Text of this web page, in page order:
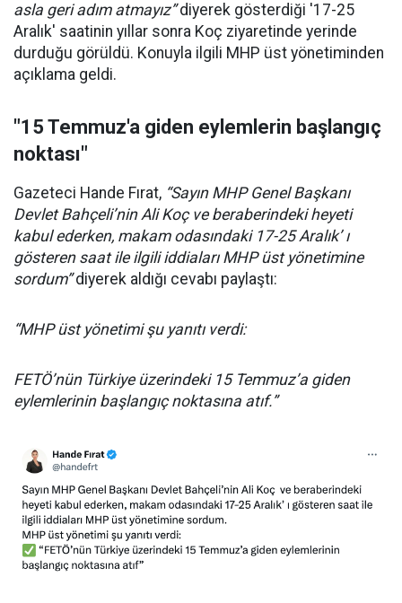
asla geri adım atmayız”diyerek gösterdiği '17-25
Aralık' saatinin yıllar sonra Koç ziyaretinde yerinde
durduğu görüldü. Konuyla ilgili MHP üst yönetiminden
açıklama geldi.
"15 Temmuz'a giden eylemlerin başlangıç
noktası"
Gazeteci Hande Fırat, “Sayın MHP Genel Başkanı
Devlet Bahçeli’nin Ali Koç ve beraberindeki heyeti
kabul ederken, makam odasındaki 17-25 Aralık’ ı
gösteren saat ile ilgili iddiaları MHP üst yönetimine
sordum”diyerek aldığı cevabı paylaştı:
“MHP üst yönetimi şu yanıtı verdi:
FETÖ’nün Türkiye üzerindeki 15 Temmuz’a giden
eylemlerinin başlangıç noktasına atıf.”